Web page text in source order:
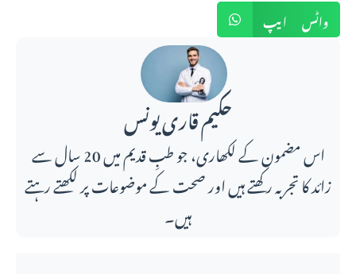
واٹس ایپ
حکیم قاری یونس
اس مضمون کے لکھاری، جو طبِ قدیم میں 20 سال سے
زائد کا تجربہ رکھتے ہیں اور صحت کے موضوعات پر لکھتے رہتے
ہیں۔